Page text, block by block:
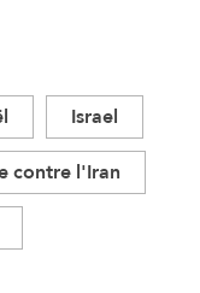
Israel
contre l'Iran